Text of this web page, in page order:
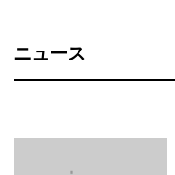
ニュース